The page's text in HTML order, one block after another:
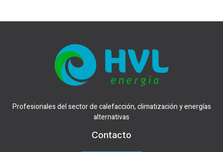
Profesionales del sector de calefacción, climatización y energías
alternativas
Contacto